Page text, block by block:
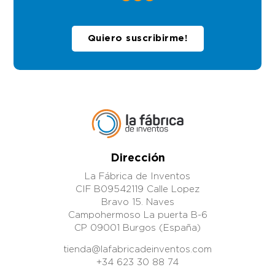
Quiero suscribirme!
Dirección
La Fábrica de Inventos
CIF B09542119 Calle Lopez
Bravo 15. Naves
Campohermoso La puerta B-6
CP 09001 Burgos (España)
tienda@lafabricadeinventos.com
+34 623 30 88 74